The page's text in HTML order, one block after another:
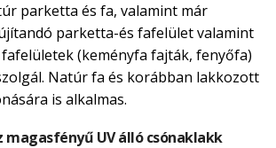
parketta és fa, valamint már
parketta-és fafelület valamint
(keményfa fajták, fenyőfa)
Natúr fa és korábban lakkozott
is alkalmas.
magasfényű UV álló csónaklakk